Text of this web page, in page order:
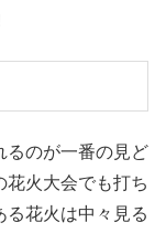
るのが一番の見ど
花火大会でも打ち
る花火は中々見る